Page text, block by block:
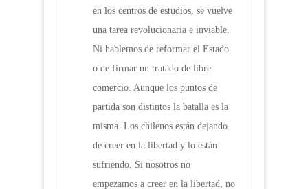
en los centros de estudios, se vuelve
una tarea revolucionaria e inviable.
Ni hablemos de reformar el Estado
o de firmar un tratado de libre
comercio. Aunque los puntos de
partida son distintos la batalla es la
misma. Los chilenos están dejando
de creer en la libertad y lo están
sufriendo. Si nosotros no
empezamos a creer en la libertad, no